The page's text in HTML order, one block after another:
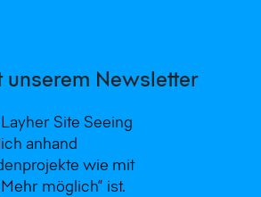
unserem Newsletter
Site Seeing
anhand
wie mit
möglich“ ist.